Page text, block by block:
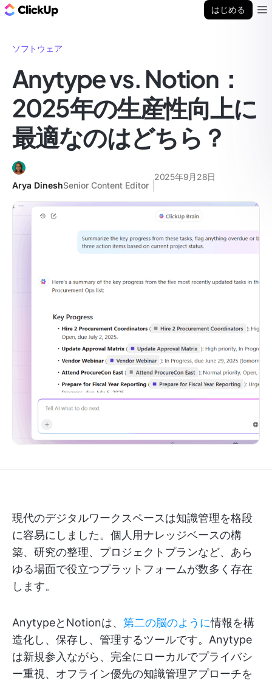
はじめる
ソフトウェア
Anytype vs. Notion：
2025年の生産性向上に
最適なのはどちら？
Arya DineshSenior Content Editor
2025年9月28日
現代のデジタルワークスペースは知識管理を格段
に容易にしました。個人用ナレッジベースの構
築、研究の整理、プロジェクトプランなど、あら
ゆる場面で役立つプラットフォームが数多く存在
します。
AnytypeとNotionは、 第二の脳のように情報を構
造化し、保存し、管理するツールです。Anytype
は新規参入ながら、完全にローカルでプライバシ
ー重視、オフライン優先の知識管理アプローチを